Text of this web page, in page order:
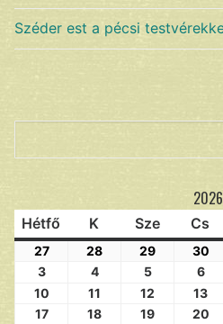
Széder est a pécsi
Hétfő K Sze Cs
27 28 29 30
3
4 5 6
10
11 12 13
17
18 19 20